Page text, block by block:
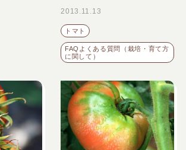
2013.11.13
トマト
FAQよくある質問（栽培・育て方
に関して）